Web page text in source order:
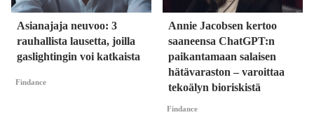
Asianajaja neuvoo: 3
rauhallista lausetta, joilla
gaslightingin voi katkaista
Findance
Annie Jacobsen kertoo
saaneensa ChatGPT:n
paikantamaan salaisen
hätävaraston – varoittaa
tekoälyn bioriskistä
Findance